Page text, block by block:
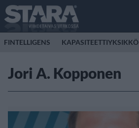
FINTELLIGENS KAPASITEETTIYKSIKKÖ
Jori A. Kopponen